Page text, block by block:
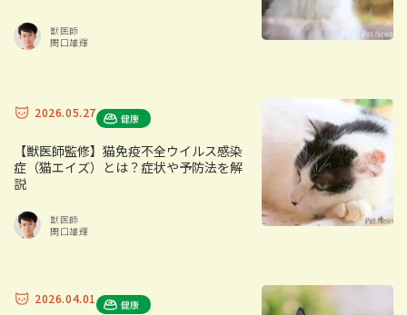
獣医師
関口雄輝
2026.05.27 健康
【獣医師監修】猫免疫不全ウイルス感染
症（猫エイズ）とは？症状や予防法を解
説
獣医師
関口雄輝
2026.04.01 健康